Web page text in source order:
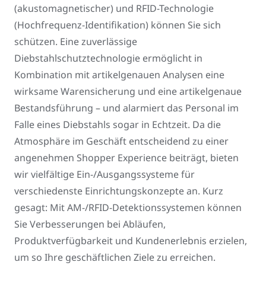
(akustomagnetischer) und RFID-Technologie
(Hochfrequenz-Identifikation) können Sie sich
schützen. Eine zuverlässige
Diebstahlschutztechnologie ermöglicht in
Kombination mit artikelgenauen Analysen eine
wirksame Warensicherung und eine artikelgenaue
Bestandsführung – und alarmiert das Personal im
Falle eines Diebstahls sogar in Echtzeit. Da die
Atmosphäre im Geschäft entscheidend zu einer
angenehmen Shopper Experience beiträgt, bieten
wir vielfältige Ein-/Ausgangssysteme für
verschiedenste Einrichtungskonzepte an. Kurz
gesagt: Mit AM-/RFID-Detektionssystemen können
Sie Verbesserungen bei Abläufen,
Produktverfügbarkeit und Kundenerlebnis erzielen,
um so Ihre geschäftlichen Ziele zu erreichen.